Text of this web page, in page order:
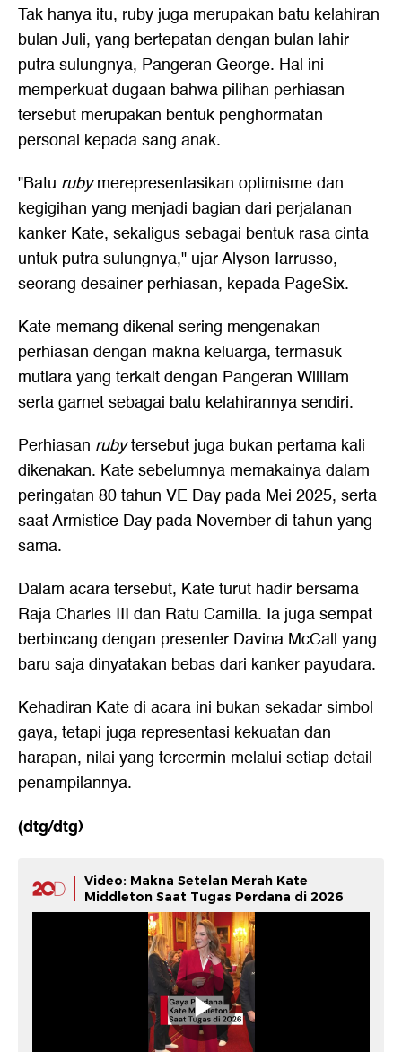
Tak hanya itu, ruby juga merupakan batu kelahiran
bulan Juli, yang bertepatan dengan bulan lahir
putra sulungnya, Pangeran George. Hal ini
memperkuat dugaan bahwa pilihan perhiasan
tersebut merupakan bentuk penghormatan
personal kepada sang anak.
"Batu rubymerepresentasikan optimisme dan
kegigihan yang menjadi bagian dari perjalanan
kanker Kate, sekaligus sebagai bentuk rasa cinta
untuk putra sulungnya," ujar Alyson Iarrusso,
seorang desainer perhiasan, kepada PageSix.
Kate memang dikenal sering mengenakan
perhiasan dengan makna keluarga, termasuk
mutiara yang terkait dengan Pangeran William
serta garnet sebagai batu kelahirannya sendiri.
Perhiasan rubytersebut juga bukan pertama kali
dikenakan. Kate sebelumnya memakainya dalam
peringatan 80 tahun VE Day pada Mei 2025, serta
saat Armistice Day pada November di tahun yang
sama.
Dalam acara tersebut, Kate turut hadir bersama
Raja Charles III dan Ratu Camilla. Ia juga sempat
berbincang dengan presenter Davina McCall yang
baru saja dinyatakan bebas dari kanker payudara.
Kehadiran Kate di acara ini bukan sekadar simbol
gaya, tetapi juga representasi kekuatan dan
harapan, nilai yang tercermin melalui setiap detail
penampilannya.
(dtg/dtg)
Video: Makna Setelan Merah Kate
Middleton Saat Tugas Perdana di 2026